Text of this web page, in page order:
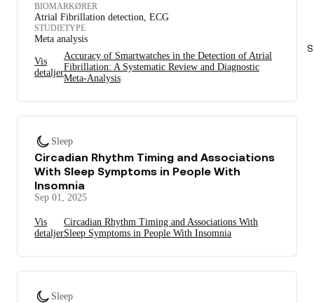
BIOMARKØRER
Atrial Fibrillation detection, ECG
STUDIETYPE
Meta analysis
Vis
detaljer
Accuracy of Smartwatches in the Detection of Atrial
Fibrillation: A Systematic Review and Diagnostic
Meta-Analysis
Sleep
Circadian Rhythm Timing and Associations
With Sleep Symptoms in People With
Insomnia
Sep 01, 2025
Vis
detaljer
Circadian Rhythm Timing and Associations With
Sleep Symptoms in People With Insomnia
Sleep